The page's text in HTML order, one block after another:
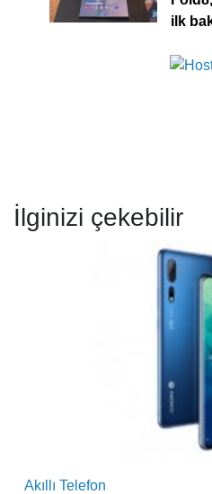
ilk
İlginizi çekebilir
Akıllı Telefon